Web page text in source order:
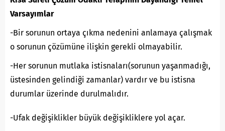
Varsayımlar
-Bir sorunun ortaya çıkma nedenini anlamaya çalışmak
o sorunun çözümüne ilişkin gerekli olmayabilir.
-Her sorunun mutlaka istisnaları(sorunun yaşanmadığı,
üstesinden gelindiği zamanlar) vardır ve bu istisna
durumlar üzerinde durulmalıdır.
-Ufak değişiklikler büyük değişikliklere yol açar.